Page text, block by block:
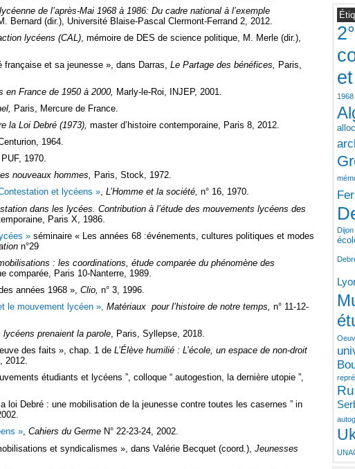
de l’après-Mai 1968 à 1986: Du cadre national à l’exemple
Bernard (dir.), Université Blaise-Pascal Clermont-Ferrand 2, 2012.
lycéens (CAL) , mémoire de DES de science politique, M. Merle (dir.),
française et sa jeunesse », dans Darras, Le Partage des bénéfices,
Paris,
en France de 1950 à 2000, Marly-le-Roi, INJEP, 2001.
Paris, Mercure de France.
la Loi Debré (1973), master d’histoire contemporaine, Paris 8, 2012.
1964.
1970.
nouveaux hommes, Paris, Stock, 1972.
et lycéens », L’Homme et la société, n° 16, 1970.
dans les lycées. Contribution à l’étude des mouvements lycéens des
Paris X, 1986.
» séminaire « Les années 68 :événements, cultures politiques et modes
n°29
: les coordinations, étude comparée du phénomène des
comparée, Paris 10-Nanterre, 1989.
années 1968 », Clio, n° 3, 1996.
le mouvement lycéen », Matériaux pour l’histoire de notre temps, n° 11-12-
lycéens prenaient la parole, Paris, Syllepse, 2018.
des faits », chap. 1 de L’Élève humilié : L’école, un espace de non-droit
2012.
étudiants et lycéens ”, colloque “ autogestion, la dernière utopie ”,
loi Debré : une mobilisation de la jeunesse contre toutes les casernes ” in
», Cahiers du Germe N° 22-23-24, 2002.
et syndicalismes », dans Valérie Becquet (coord.), Jeunesses
1968
Dijon